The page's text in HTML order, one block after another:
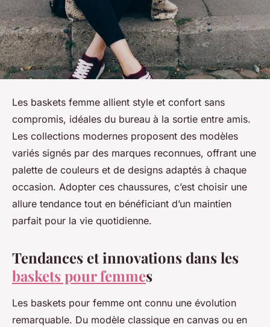
Les baskets femme allient style et confort sans
compromis, idéales du bureau à la sortie entre amis.
Les collections modernes proposent des modèles
variés signés par des marques reconnues, offrant une
palette de couleurs et de designs adaptés à chaque
occasion. Adopter ces chaussures, c’est choisir une
allure tendance tout en bénéficiant d’un maintien
parfait pour la vie quotidienne.
Tendances et innovations dans les
baskets pour femmes
Les baskets pour femme ont connu une évolution
remarquable. Du modèle classique en canvas ou en